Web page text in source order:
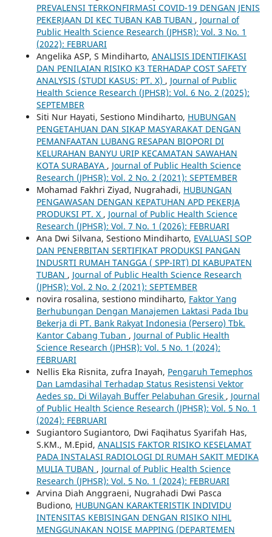
PREVALENSI TERKONFIRMASI COVID-19 DENGAN JENIS
PEKERJAAN DI KEC TUBAN KAB TUBAN , Journal of
Public Health Science Research (JPHSR): Vol. 3 No. 1
(2022): FEBRUARI
Angelika ASP, S Mindiharto, ANALISIS IDENTIFIKASI
DAN PENILAIAN RISIKO K3 TERHADAP COST SAFETY
ANALYSIS (STUDI KASUS: PT. X) , Journal of Public
Health Science Research (JPHSR): Vol. 6 No. 2 (2025):
SEPTEMBER
Siti Nur Hayati, Sestiono Mindiharto, HUBUNGAN
PENGETAHUAN DAN SIKAP MASYARAKAT DENGAN
PEMANFAATAN LUBANG RESAPAN BIOPORI DI
KELURAHAN BANYU URIP KECAMATAN SAWAHAN
KOTA SURABAYA , Journal of Public Health Science
Research (JPHSR): Vol. 2 No. 2 (2021): SEPTEMBER
Mohamad Fakhri Ziyad, Nugrahadi, HUBUNGAN
PENGAWASAN DENGAN KEPATUHAN APD PEKERJA
PRODUKSI PT. X , Journal of Public Health Science
Research (JPHSR): Vol. 7 No. 1 (2026): FEBRUARI
Ana Dwi Silvana, Sestiono Mindiharto, EVALUASI SOP
DAN PENERBITAN SERTIFIKAT PRODUKSI PANGAN
INDUSRTI RUMAH TANGGA ( SPP-IRT) DI KABUPATEN
TUBAN , Journal of Public Health Science Research
(JPHSR): Vol. 2 No. 2 (2021): SEPTEMBER
novira rosalina, sestiono mindiharto, Faktor Yang
Berhubungan Dengan Manajemen Laktasi Pada Ibu
Bekerja di PT. Bank Rakyat Indonesia (Persero) Tbk.
Kantor Cabang Tuban , Journal of Public Health
Science Research (JPHSR): Vol. 5 No. 1 (2024):
FEBRUARI
Nellis Eka Risnita, zufra Inayah, Pengaruh Temephos
Dan Lamdasihal Terhadap Status Resistensi Vektor
Aedes sp. Di Wilayah Buffer Pelabuhan Gresik , Journal
of Public Health Science Research (JPHSR): Vol. 5 No. 1
(2024): FEBRUARI
Sugiantoro Sugiantoro, Dwi Faqihatus Syarifah Has,
S.KM., M.Epid, ANALISIS FAKTOR RISIKO KESELAMAT
PADA INSTALASI RADIOLOGI DI RUMAH SAKIT MEDIKA
MULIA TUBAN , Journal of Public Health Science
Research (JPHSR): Vol. 5 No. 1 (2024): FEBRUARI
Arvina Diah Anggraeni, Nugrahadi Dwi Pasca
Budiono, HUBUNGAN KARAKTERISTIK INDIVIDU
INTENSITAS KEBISINGAN DENGAN RISIKO NIHL
MENGGUNAKAN NOISE MAPPING (DEPARTEMEN